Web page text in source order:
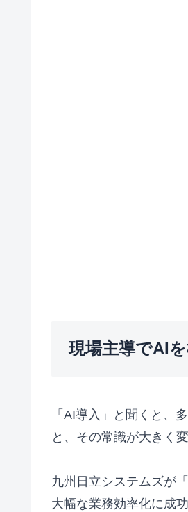
現場主導でAI
「AI導入」と聞くと、
と、その常識が大きく
九州日立システムズが
大幅な業務効率化に成